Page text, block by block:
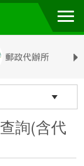
詢(含代